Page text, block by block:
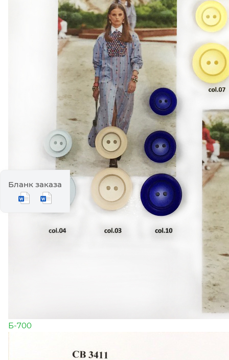
Б-700
Бланк заказа